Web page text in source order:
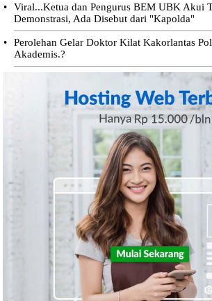
•
Viral...Ketua dan Pengurus BEM UBK Akui
Demonstrasi, Ada Disebut dari "Kapolda"
•
Perolehan Gelar Doktor Kilat Kakorlantas
Akademis.?